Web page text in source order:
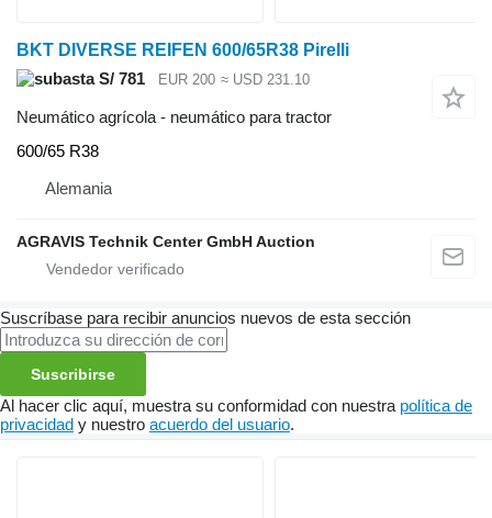
BKT DIVERSE REIFEN 600/65R38 Pirelli
S/ 781
EUR 200 ≈ USD 231.10
Neumático agrícola - neumático para tractor
600/65 R38
Alemania
AGRAVIS Technik Center GmbH Auction
Suscríbase para recibir anuncios nuevos de esta sección
Suscribirse
Al hacer clic aquí, muestra su conformidad con nuestra política de
privacidad y nuestro acuerdo del usuario.